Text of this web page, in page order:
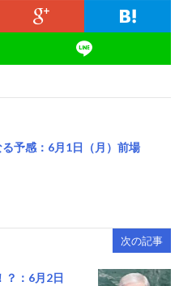
予感：6月1日（月）前場
次の記事
？：6月2日